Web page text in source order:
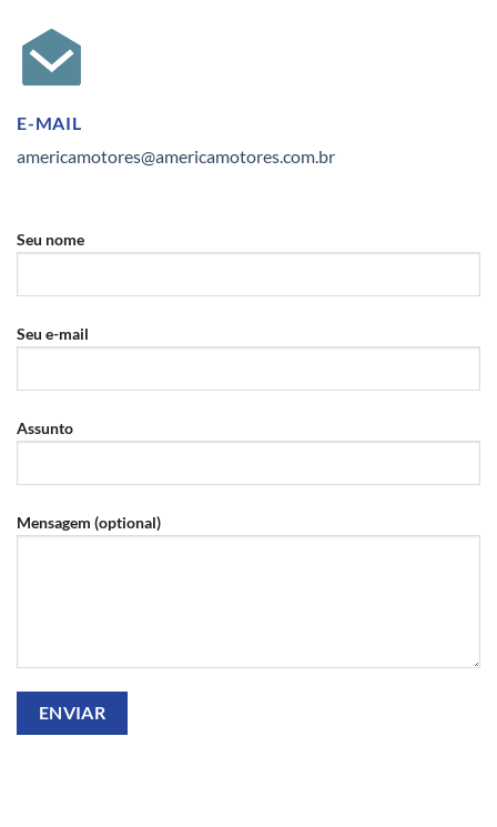
E-MAIL
americamotores@americamotores.com.br
Seu nome
Seu e-mail
Assunto
Mensagem (optional)